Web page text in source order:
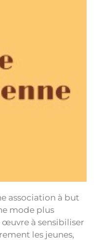
association à but
mode plus
œuvre à sensibiliser
les jeunes,